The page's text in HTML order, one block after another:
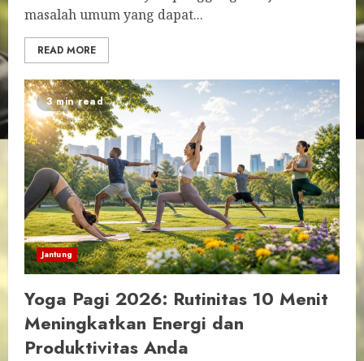
masalah umum yang dapat...
READ MORE
3 min read
Jantung
Yoga Pagi 2026: Rutinitas 10 Menit
Meningkatkan Energi dan
Produktivitas Anda